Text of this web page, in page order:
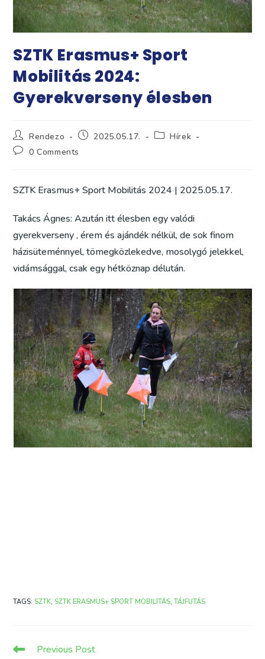
SZTK Erasmus+ Sport
Mobilitás 2024:
Gyerekverseny élesben
Post
author:
Rendezo
Post2025.05.17.
PostHírek
Post0 Comments
SZTK Erasmus+ Sport Mobilitás 2024 | 2025.05.17.
Takács Ágnes: Azután itt élesben egy valódi
gyerekverseny , érem és ajándék nélkül, de sok finom
házisüteménnyel, tömegközlekedve, mosolygó jelekkel,
vidámsággal, csak egy hétköznap délután.
TAGS: SZTK, SZTK ERASMUS+ SPORT MOBILITÁS, TÁJFUTÁS
Read
Previous Post